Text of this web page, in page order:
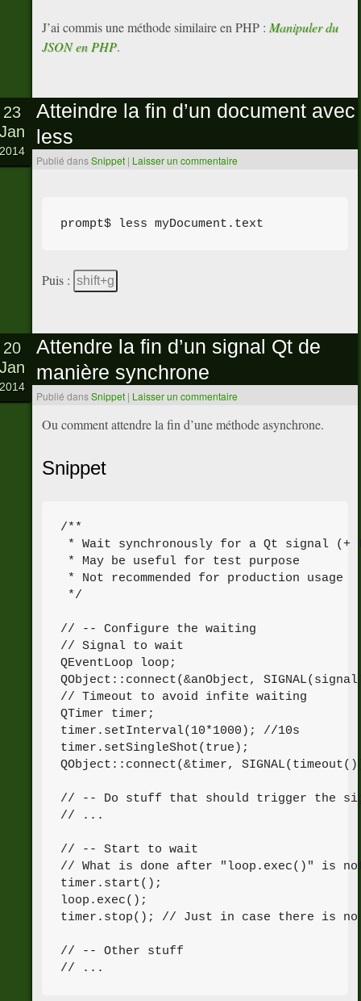
J’ai commis une méthode similaire en PHP : Manipuler du
JSON en PHP.
Atteindre la fin d’un document avec
less
Publié dansSnippet | Laisser un commentaire
23
Jan
2014
Puis : shift+g
Attendre la fin d’un signal Qt de
manière synchrone
Publié dansSnippet | Laisser un commentaire
20
Jan
2014
Ou comment attendre la fin d’une méthode asynchrone.
Snippet
/**
* Wait synchronously for a Qt signal (+
* May be useful for test purpose
* Not recommended for production usage
*/
// -- Configure the waiting
// Signal to wait
QEventLoop loop;
QObject::connect(&anObject,
// Timeout to avoid infite waiting
QTimer timer;
timer.setInterval(10*1000); //10s
timer.setSingleShot(true);
QObject::connect(&timer,
// -- Do stuff that should trigger the
// ...
// -- Start to wait
// What is done after "loop.exec()" is
timer.start();
loop.exec();
timer.stop(); // Just in case there is no
// -- Other stuff